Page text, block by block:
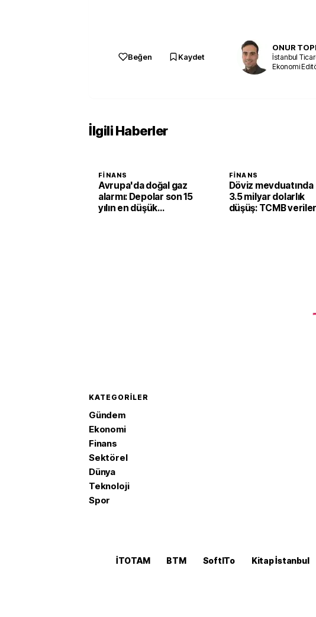
Beğen Kaydet
ONUR
İstanbul
Ekonomi
İlgili Haberler
FINANS
Avrupa'da doğal gaz
alarmı: Depolar son 15
yılın en düşük
FINANS
Döviz mevduatında
3.5 milyar dolarlık
düşüş: TCMB
KATEGORILER
Gündem
Ekonomi
Finans
Sektörel
Dünya
Teknoloji
Spor
İTOTAM BTM SoftITo Kitap İstanbul